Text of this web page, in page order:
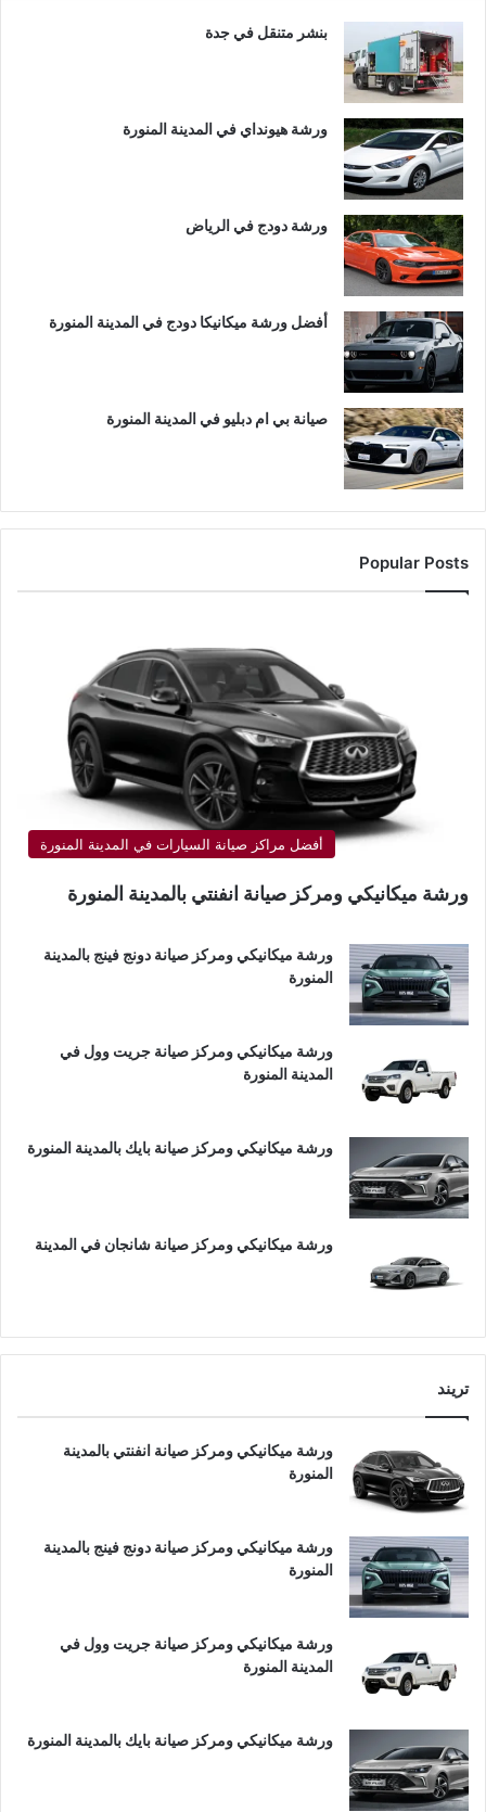
بنشر متنقل في جدة
ورشة هيونداي في المدينة المنورة
ورشة دودج في الرياض
أفضل ورشة ميكانيكا دودج في المدينة المنورة
صيانة بي ام دبليو في المدينة المنورة
Popular Posts
أفضل مراكز صيانة السيارات في المدينة المنورة
ورشة ميكانيكي ومركز صيانة انفنتي بالمدينة المنورة
ورشة ميكانيكي ومركز صيانة دونج فينج بالمدينة
المنورة
ورشة ميكانيكي ومركز صيانة جريت وول في
المدينة المنورة
ورشة ميكانيكي ومركز صيانة بايك بالمدينة المنورة
ورشة ميكانيكي ومركز صيانة شانجان في المدينة
تريند
ورشة ميكانيكي ومركز صيانة انفنتي بالمدينة
المنورة
ورشة ميكانيكي ومركز صيانة دونج فينج بالمدينة
المنورة
ورشة ميكانيكي ومركز صيانة جريت وول في
المدينة المنورة
ورشة ميكانيكي ومركز صيانة بايك بالمدينة المنورة